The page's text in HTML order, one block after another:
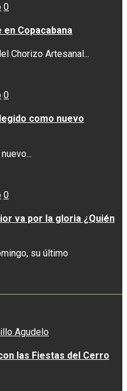
0
Copacabana
Chorizo Artesanal...
0
como nuevo
0
va por la gloria ¿Quién
su último
Agudelo
las Fiestas del Cerro